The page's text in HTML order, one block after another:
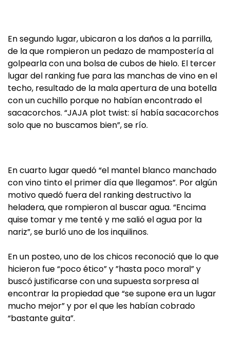
En segundo lugar, ubicaron a los daños a la parrilla,
de la que rompieron un pedazo de mampostería al
golpearla con una bolsa de cubos de hielo. El tercer
lugar del ranking fue para las manchas de vino en el
techo, resultado de la mala apertura de una botella
con un cuchillo porque no habían encontrado el
sacacorchos. “JAJA plot twist: sí había sacacorchos
solo que no buscamos bien”, se río.
En cuarto lugar quedó “el mantel blanco manchado
con vino tinto el primer día que llegamos”. Por algún
motivo quedó fuera del ranking destructivo la
heladera, que rompieron al buscar agua. “Encima
quise tomar y me tenté y me salió el agua por la
nariz”, se burló uno de los inquilinos.
En un posteo, uno de los chicos reconoció que lo que
hicieron fue “poco ético” y ”hasta poco moral” y
buscó justificarse con una supuesta sorpresa al
encontrar la propiedad que “se supone era un lugar
mucho mejor” y por el que les habían cobrado
“bastante guita”.